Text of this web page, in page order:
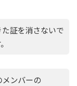
証を消さないで
ンバーの